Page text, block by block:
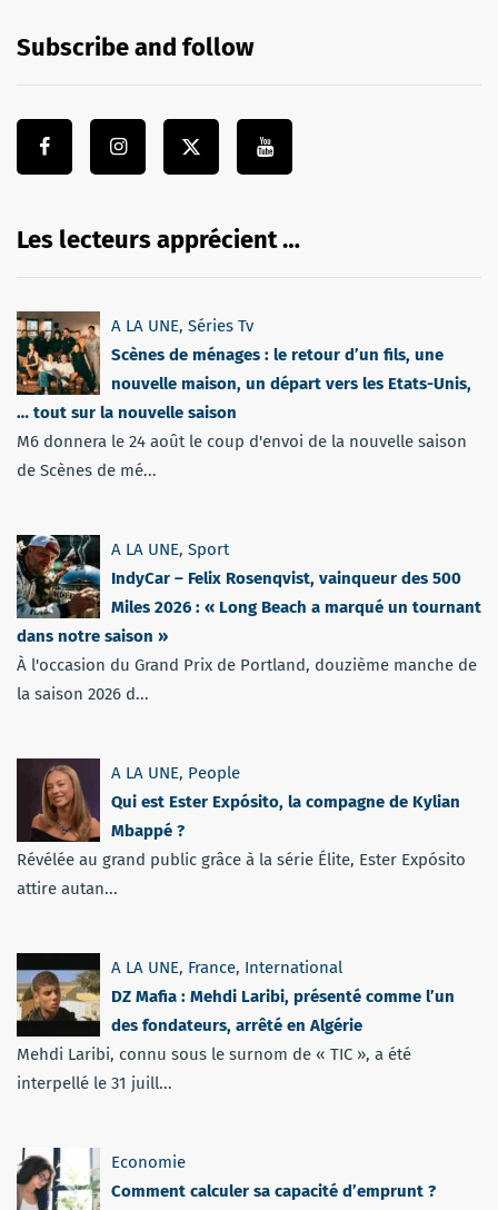
Subscribe and follow
Les lecteurs apprécient …
A LA UNE, Séries Tv
Scènes de ménages : le retour d’un fils, une
nouvelle maison, un départ vers les Etats-Unis,
… tout sur la nouvelle saison
M6 donnera le 24 août le coup d'envoi de la nouvelle saison
de Scènes de mé...
A LA UNE, Sport
IndyCar – Felix Rosenqvist, vainqueur des 500
Miles 2026 : « Long Beach a marqué un tournant
dans notre saison »
À l'occasion du Grand Prix de Portland, douzième manche de
la saison 2026 d...
A LA UNE, People
Qui est Ester Expósito, la compagne de Kylian
Mbappé ?
Révélée au grand public grâce à la série Élite, Ester Expósito
attire autan...
A LA UNE, France, International
DZ Mafia : Mehdi Laribi, présenté comme l’un
des fondateurs, arrêté en Algérie
Mehdi Laribi, connu sous le surnom de « TIC », a été
interpellé le 31 juill...
Economie
Comment calculer sa capacité d’emprunt ?